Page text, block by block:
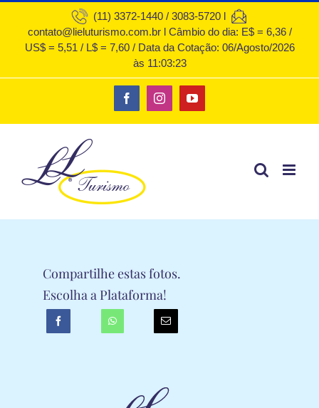
conteúdo
(11) 3372-1440 / 3083-5720 l
contato@lieluturismo.com.br l Câmbio do dia: E$ = 6,36 /
US$ = 5,51 / L$ = 7,60 / Data da Cotação: 06/Agosto/2026
às 11:03:23
FacebookInstagramYouTube
Compartilhe estas fotos.
Escolha a Plataforma!